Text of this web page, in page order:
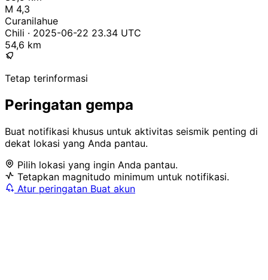
M 4,3
Curanilahue
Chili · 2025-06-22 23.34 UTC
54,6 km
Tetap terinformasi
Peringatan gempa
Buat notifikasi khusus untuk aktivitas seismik penting di
dekat lokasi yang Anda pantau.
Pilih lokasi yang ingin Anda pantau.
Tetapkan magnitudo minimum untuk notifikasi.
Atur peringatan Buat akun